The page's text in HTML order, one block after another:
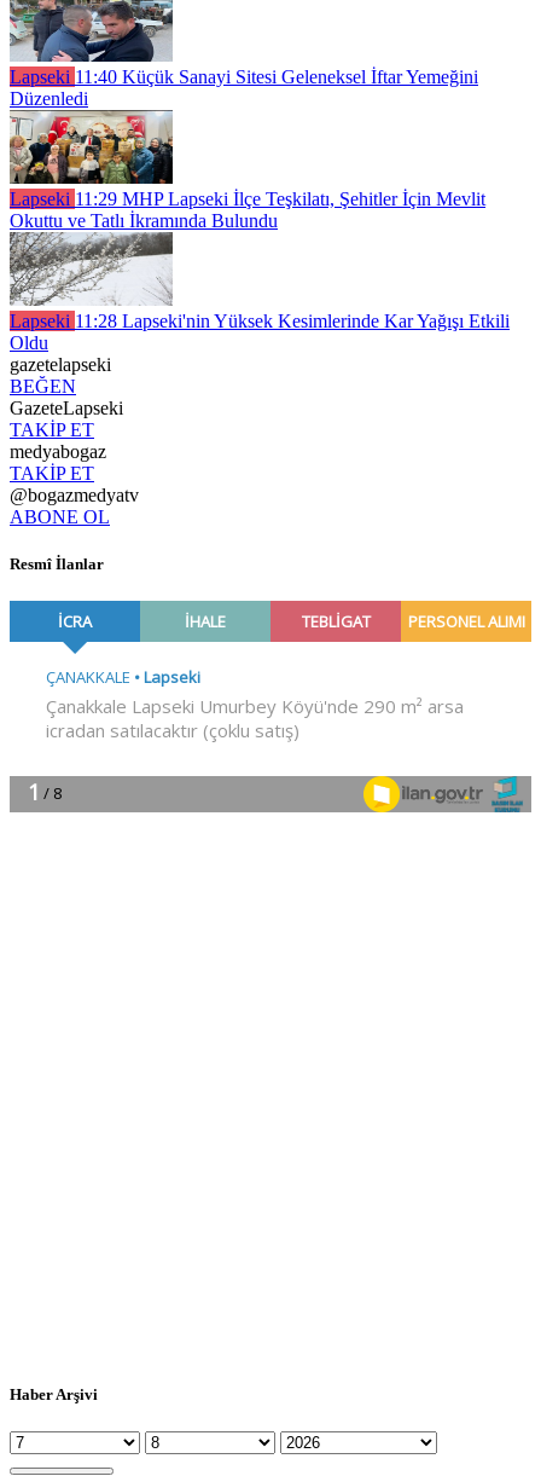
Lapseki 11:40 Küçük Sanayi Sitesi Geleneksel İftar Yemeğini
Düzenledi
Lapseki 11:29 MHP Lapseki İlçe Teşkilatı, Şehitler İçin Mevlit
Okuttu ve Tatlı İkramında Bulundu
Lapseki 11:28 Lapseki'nin Yüksek Kesimlerinde Kar Yağışı Etkili
Oldu
gazetelapseki
BEĞEN
GazeteLapseki
TAKİP ET
medyabogaz
TAKİP ET
@bogazmedyatv
ABONE OL
Resmî İlanlar
Haber Arşivi